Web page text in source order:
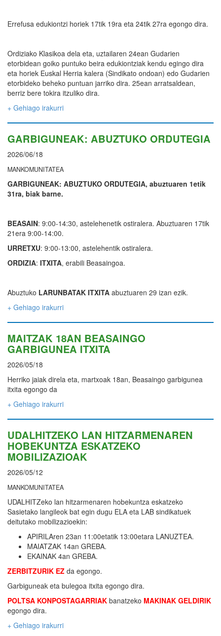
Errefusa edukiontzi horiek 17tik 19ra eta 24tik 27ra egongo dira.
Ordiziako Klasikoa dela eta, uztailaren 24ean Gudarien
etorbidean goiko puntuko beira edukiontziak kendu egingo dira
eta horiek Euskal Herria kalera (Sindikato ondoan) edo Gudarien
etorbideko beheko puntuan jarriko dira. 25ean arratsaldean,
berriz bere tokira itzuliko dira.
+ Gehiago irakurri
GARBIGUNEAK: ABUZTUKO ORDUTEGIA
2026/06/18
MANKOMUNITATEA
GARBIGUNEAK: ABUZTUKO ORDUTEGIA, abuztuaren 1etik
31ra, biak barne.
BEASAIN: 9:00-14:30, astelehenetik ostiralera. Abuztuaren 17tik
21era 9:00-14:00.
URRETXU: 9:00-13:00, astelehentik ostiralera.
ORDIZIA: ITXITA, erabili Beasaingoa.
Abuztuko LARUNBATAK ITXITA abuztuaren 29 izan ezik.
+ Gehiago irakurri
MAITZAK 18AN BEASAINGO
GARBIGUNEA ITXITA
2026/05/18
Herriko jaiak direla eta, martxoak 18an, Beasaingo garbigunea
itxita egongo da
+ Gehiago irakurri
UDALHITZEKO LAN HITZARMENAREN
HOBEKUNTZA ESKATZEKO
MOBILIZAZIOAK
2026/05/12
MANKOMUNITATEA
UDALHITZeko lan hitzarmenaren hobekuntza eskatzeko
Sasietako langileok bat egin dugu ELA eta LAB sindikatuek
deitutako mobilizazioekin:
APIRILAren 23an 11:00etatik 13:00etara LANUZTEA.
MAIATZAK 14an GREBA.
EKAINAK 4an GREBA.
ZERBITZURIK EZ da egongo.
Garbiguneak eta bulegoa itxita egongo dira.
POLTSA KONPOSTAGARRIAK banatzeko MAKINAK GELDIRIK
egongo dira.
+ Gehiago irakurri